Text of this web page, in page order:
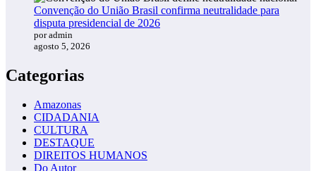
Convenção do União Brasil confirma neutralidade para
disputa presidencial de 2026
por admin
agosto 5, 2026
Categorias
Amazonas
CIDADANIA
CULTURA
DESTAQUE
DIREITOS HUMANOS
Do Autor